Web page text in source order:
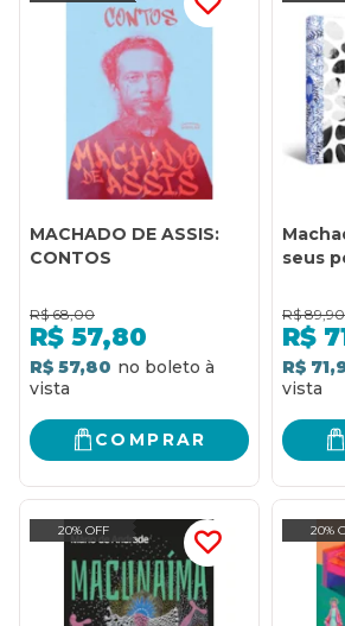
MACHADO DE ASSIS:
CONTOS
R$ 68,00
R$ 57,80
R$ 57,80
COMPRAR
seus
R$ 89,90
R$
R$
20% OFF 20%